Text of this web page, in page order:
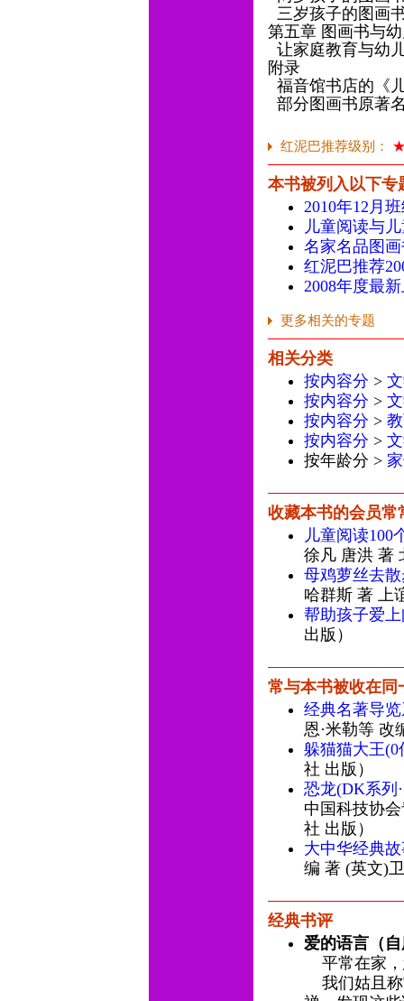
三岁孩子的图画
第五章 图画书与
让家庭教育与幼
附录
福音馆书店的《
部分图画书原著
红泥巴推荐级别：
本书被列入以下专
2010年12月
儿童阅读与
名家名品图
红泥巴推荐
2008年度最
更多相关的专题
相关分类
按内容分 >
按内容分 >
按内容分 >
按内容分 >
按年龄分 >
收藏本书的会员常
儿童阅读100
徐凡 唐洪 著
母鸡萝丝去
哈群斯 著 上
帮助孩子爱
出版）
常与本书被收在同
经典名著导
恩·米勒等 改
躲猫猫大王
社 出版）
恐龙(DK系列
中国科技协
社 出版）
大中华经典
编 著 (英文)
经典书评
爱的语言（
平常在家，
我们姑且称